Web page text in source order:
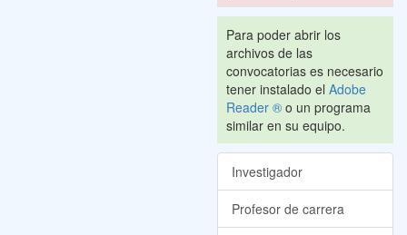
Para poder abrir los
archivos de las
convocatorias es necesario
tener instalado el Adobe
Reader ® o un programa
similar en su equipo.
Investigador
Profesor de carrera